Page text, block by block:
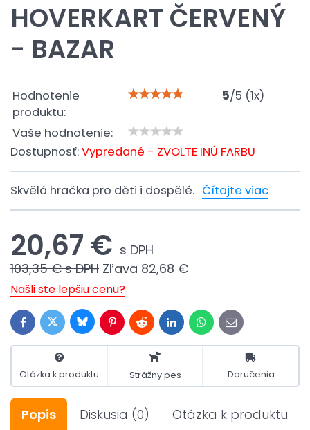
HOVERKART ČERVENÝ
- BAZAR
Hodnotenie
produktu:
5/5 (1x)
Vaše hodnotenie:
Dostupnosť:Vypredané - ZVOLTE INÚ FARBU
Skvělá hračka pro děti i dospělé. Čítajte viac
20,67 € s DPH
103,35 € s DPH Zľava 82,68 €
Našli ste lepšiu cenu?
FacebookTwitterBlueskyPinterestRedditLinkedInWhatsApp
E-
mail
Otázka k produktu Strážny pes Doručenia
Popis Diskusia (0) Otázka k produktu